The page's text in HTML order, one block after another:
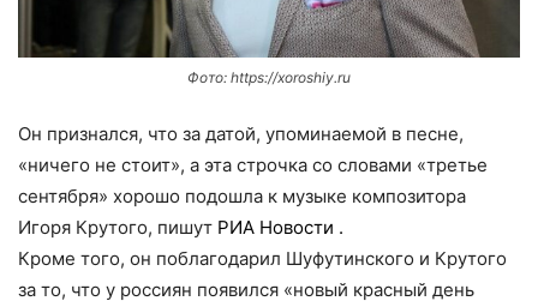
Фото: https://xoroshiy.ru
Он признался, что за датой, упоминаемой в песне,
«ничего не стоит», а эта строчка со словами «третье
сентября» хорошо подошла к музыке композитора
Игоря Крутого, пишут РИА Новости .
Кроме того, он поблагодарил Шуфутинского и Крутого
за то, что у россиян появился «новый красный день